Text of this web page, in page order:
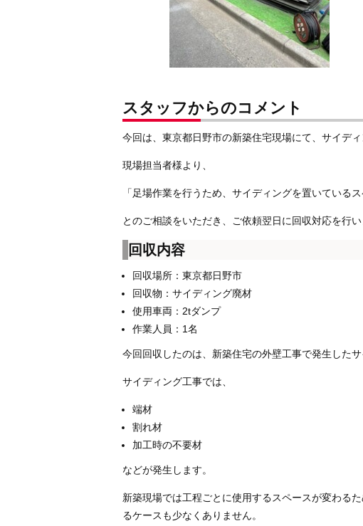
スタッフからのコメント
今回は、東京都日野市の新築住宅現場にて、サイディ
現場担当者様より、
「足場作業を行うため、サイディングを置いている
とのご相談をいただき、ご依頼翌日に回収対応を行い
回収内容
回収場所：東京都日野市
回収物：サイディング廃材
使用車両：2tダンプ
作業人員：1名
今回回収したのは、新築住宅の外壁工事で発生したサ
サイディング工事では、
端材
割れ材
加工時の不要材
などが発生します。
新築現場では工程ごとに使用するスペースが変わる
るケースも少なくありません。